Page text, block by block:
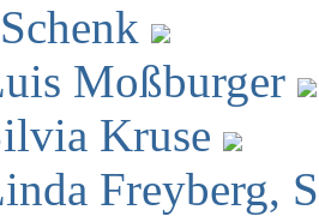
Moßburger
Kruse
Freyberg,